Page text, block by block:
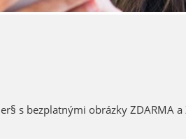
s bezplatnými obrázky ZDARMA a